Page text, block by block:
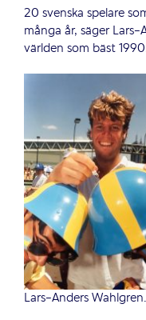
20 svenska spelare
många år, säger
världen som bäst
Lars-Anders Wahlgren.